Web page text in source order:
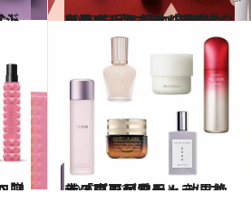
2022.11.23
ひらき＆たるみ「毛穴」をカバー！ 憧れの“毛穴レス肌”を手に入れる メイクのコツ＆アイテム選びのヒント
ビューティ＆ヘルス
2022.11.27
美のプロが愛用！ 効果絶大「寝不足をチャラにするスキンケア」
ビューティ＆ヘルス